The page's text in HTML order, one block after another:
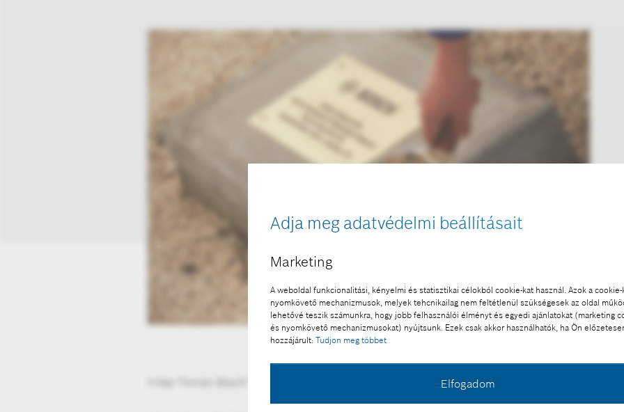
Adja meg adatvédelmi beállításait
Marketing
A weboldal funkcionalitási, kényelmi és statisztikai célokból cookie-kat használ. Azok a cookie-
nyomkövető mechanizmusok, melyek tehcnikailag nem feltétlenül szükségesek az oldal
lehetővé teszik számunkra, hogy jobb felhasználói élményt és egyedi ajánlatokat (marketing
és nyomkövető mechanizmusokat) nyújtsunk. Ezek csak akkor használhatók, ha Ön
hozzájárult: Tudjon meg többet
Elfogadom
A kép "Forrás: Bosch" megjelöléssel a sajtó számára díjmentesen felhasználható.